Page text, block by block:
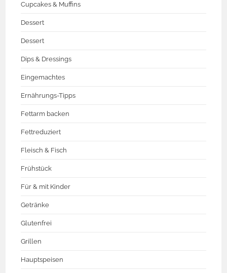
Cupcakes & Muffins
Dessert
Dessert
Dips & Dressings
Eingemachtes
Ernährungs-Tipps
Fettarm backen
Fettreduziert
Fleisch & Fisch
Frühstück
Für & mit Kinder
Getränke
Glutenfrei
Grillen
Hauptspeisen